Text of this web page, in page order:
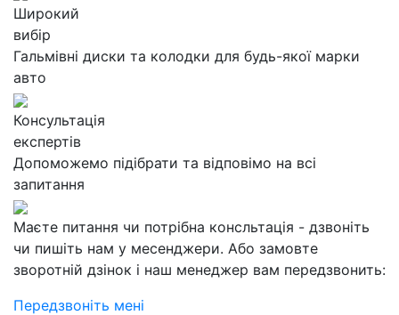
Широкий
вибір
Гальмівні диски та колодки для будь-якої марки
авто
Консультація
експертів
Допоможемо підібрати та відповімо на всі
запитання
Маєте питання чи потрібна консльтація - дзвоніть
чи пишіть нам у месенджери. Або замовте
зворотній дзінок і наш менеджер вам передзвонить:
Передзвоніть мені